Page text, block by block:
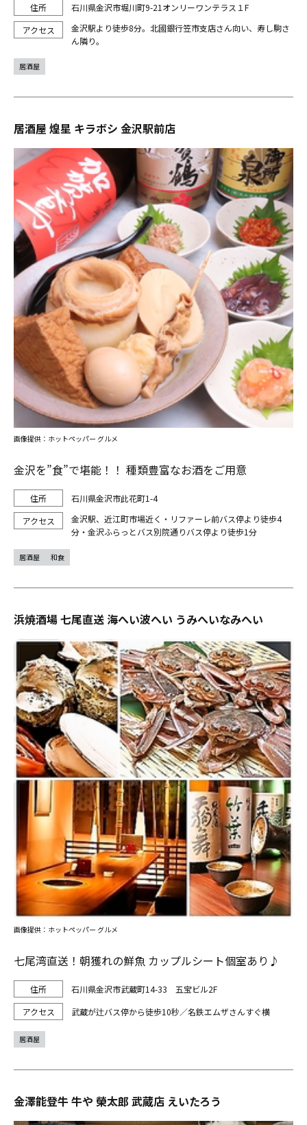
石川県金沢市堀川町9-21オンリーワンテラス１F
金沢駅より徒歩8分。北國銀行笠市支店さん向い、寿し駒さ
ん隣り。
居酒屋
居酒屋 煌星 キラボシ 金沢駅前店
金沢を”食”で堪能！！ 種類豊富なお酒をご用意
石川県金沢市此花町1-4
金沢駅、近江町市場近く・リファーレ前バス停より徒歩4
分・金沢ふらっとバス別院通りバス停より徒歩1分
画像提供：ホットペッパー グルメ
居酒屋 和食
浜焼酒場 七尾直送 海へい波へい うみへいなみへい
七尾湾直送！朝獲れの鮮魚 カップルシート個室あり♪
石川県金沢市武蔵町14-33 五宝ビル2F
武蔵が辻バス停から徒歩10秒／名鉄エムザさんすぐ横
画像提供：ホットペッパー グルメ
居酒屋
金澤能登牛 牛や 榮太郎 武蔵店 えいたろう